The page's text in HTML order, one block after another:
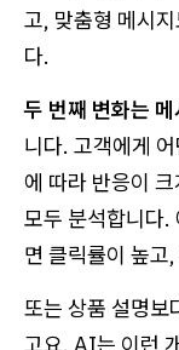
고, 맞춤형 메시
다.
두 번째 변화는
니다. 고객에게
에 따라 반응이
모두 분석합니다.
면 클릭률이 높고
또는 상품 설명보